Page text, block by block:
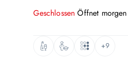
GeschlossenÖffnet morgen
+9